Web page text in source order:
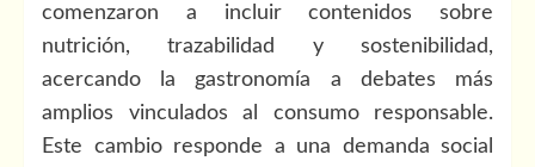
comenzaron a incluir contenidos sobre
nutrición, trazabilidad y sostenibilidad,
acercando la gastronomía a debates más
amplios vinculados al consumo responsable.
Este cambio responde a una demanda social